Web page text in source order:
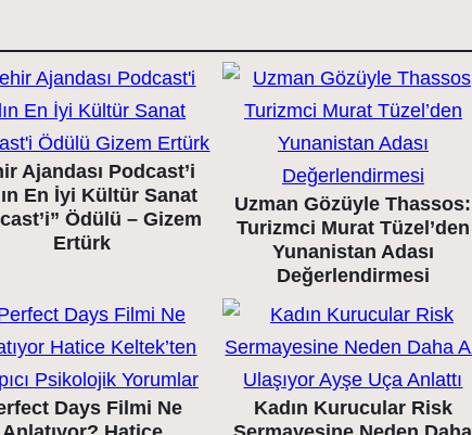
Ajandası Podcast’i
En İyi Kültür Sanat
Ödülü – Gizem
Ertürk
Uzman Gözüyle Thassos:
Turizmci Murat Tüzel’den
Yunanistan Adası
Değerlendirmesi
Days Filmi Ne
Kadın Kurucular Risk